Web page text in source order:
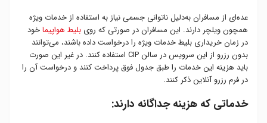
عده‌ای از مسافران به‌دلیل ناتوانی جسمی نیاز به استفاده از خدمات ویژه
همچون ویلچر دارند. این مسافران در صورتی که روی بلیط هواپیماخود
در زمان خریداری بلیط خدمات ویژه را درخواست داده باشند، می‌توانند
بدون رزرو از این سرویس در سالن CIP استفاده کنند. در غیر این صورت
باید هزینه این خدمات را طبق جدول فوق پرداخت کنند و درخواست آن را
در فرم رزرو آنلاین ذکر کنند.
خدماتی که هزینه جداگانه دارند: